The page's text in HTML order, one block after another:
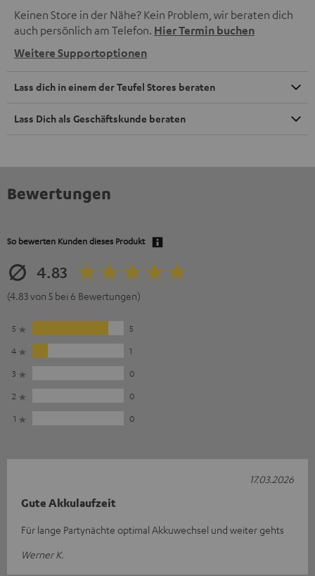
Keinen Store in der Nähe? Kein Problem, wir beraten dich
auch persönlich am Telefon. Hier Termin buchen
Weitere Supportoptionen
Lass dich in einem der Teufel Stores beraten
Lass Dich als Geschäftskunde beraten
Bewertungen
So bewerten Kunden dieses Produkt
4.83
(4.83 von 5 bei 6 Bewertungen)
5
5
4
1
3
0
2
0
1
0
Gute Akkulaufzeit
Für lange Partynächte optimal Akkuwechsel und weiter gehts
Werner K.
17.03.2026